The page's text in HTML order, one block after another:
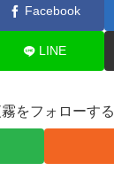
Facebook
LINE
をフォローする